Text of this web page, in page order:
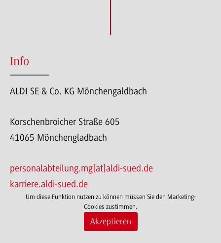
Info
ALDI SE & Co. KG Mönchengaldbach
Korschenbroicher Straße 605
41065 Mönchengladbach
personalabteilung.mg[at]aldi-sued.de
karriere.aldi-sued.de
Um diese Funktion nutzen zu können müssen Sie den Marketing-
Cookies zustimmen.
Akzeptieren